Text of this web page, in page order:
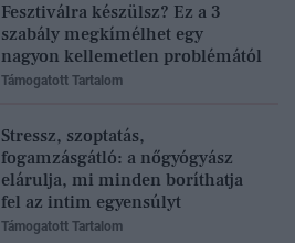
Fesztiválra készülsz? Ez a 3
szabály megkímélhet egy
nagyon kellemetlen problémától
Támogatott Tartalom
Stressz, szoptatás,
fogamzásgátló: a nőgyógyász
elárulja, mi minden boríthatja
fel az intim egyensúlyt
Támogatott Tartalom